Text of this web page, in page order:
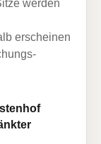
werden
erscheinen